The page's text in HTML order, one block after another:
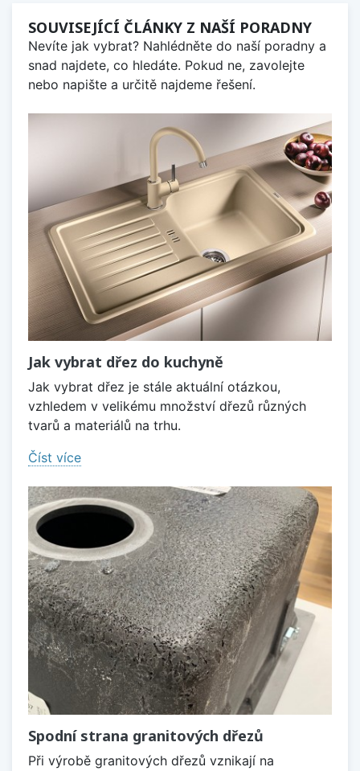
SOUVISEJÍCÍ ČLÁNKY Z NAŠÍ PORADNY
Nevíte jak vybrat? Nahlédněte do naší poradny a
snad najdete, co hledáte. Pokud ne, zavolejte
nebo napište a určitě najdeme řešení.
Jak vybrat dřez do kuchyně
Jak vybrat dřez je stále aktuální otázkou,
vzhledem v velikému množství dřezů různých
tvarů a materiálů na trhu.
Číst více
Spodní strana granitových dřezů
Při výrobě granitových dřezů vznikají na